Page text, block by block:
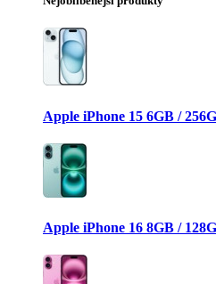
Apple iPhone 15 6GB /
Apple iPhone 16 8GB /